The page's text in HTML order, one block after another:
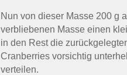
Nun von dieser Masse 200 g
verbliebenen Masse einen
in den Rest die
Cranberries vorsichtig
verteilen.